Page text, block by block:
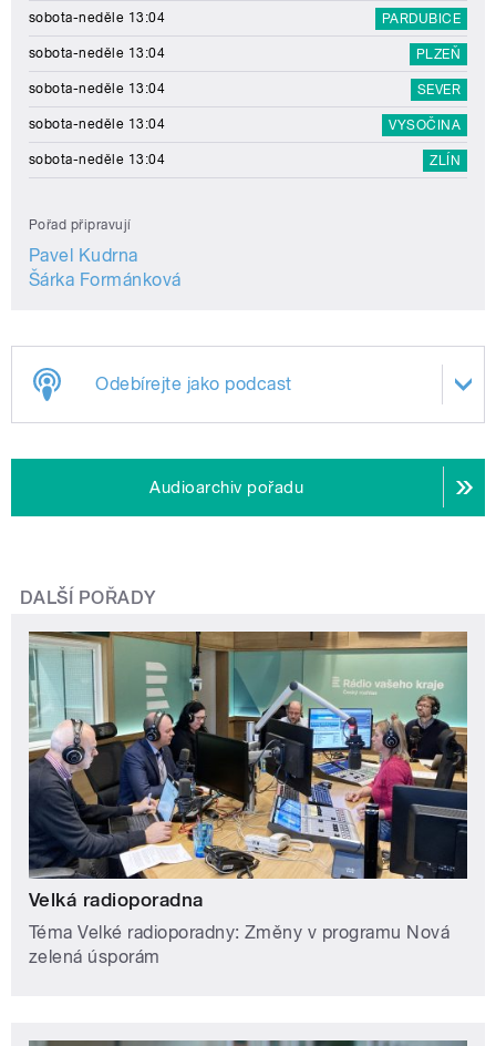
sobota-neděle 13:04 PARDUBICE
sobota-neděle 13:04 PLZEŇ
sobota-neděle 13:04 SEVER
sobota-neděle 13:04 VYSOČINA
sobota-neděle 13:04 ZLÍN
Pořad připravují
Pavel Kudrna
Šárka Formánková
Odebírejte jako podcast
Audioarchiv pořadu
DALŠÍ POŘADY
Velká radioporadna
Téma Velké radioporadny: Změny v programu Nová
zelená úsporám